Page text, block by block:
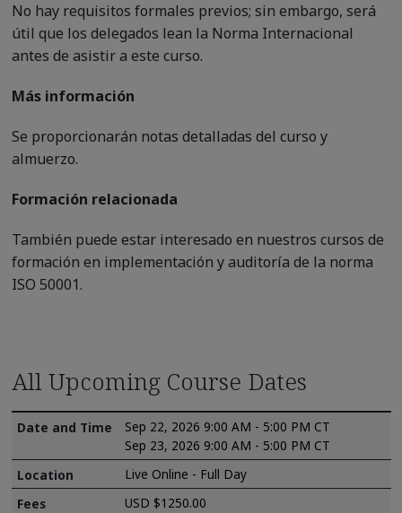
No hay requisitos formales previos; sin embargo, será
útil que los delegados lean la Norma Internacional
antes de asistir a este curso.
Más información
Se proporcionarán notas detalladas del curso y
almuerzo.
Formación relacionada
También puede estar interesado en nuestros cursos de
formación en implementación y auditoría de la norma
ISO 50001.
All Upcoming Course Dates
Sep 22, 2026 9:00 AM - 5:00 PM CT
Sep 23, 2026 9:00 AM - 5:00 PM CT
Live Online - Full Day
USD $1250.00